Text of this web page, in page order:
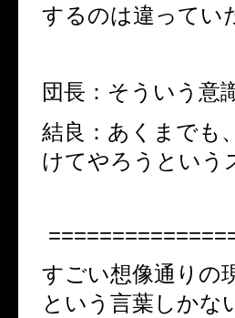
するのは違ってい
団長：そういう意
結良：あくまでも
けてやろうという
すごい想像通りの
という言葉しかな